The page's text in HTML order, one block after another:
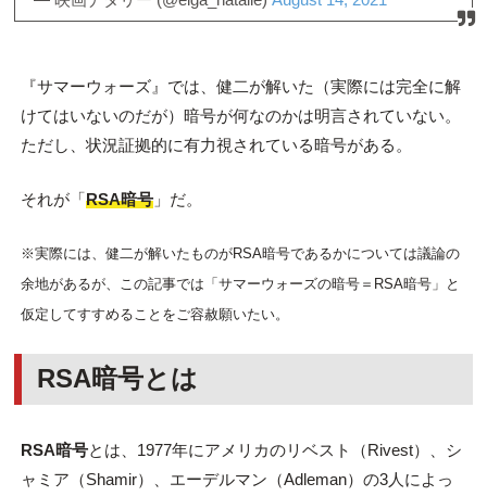
『サマーウォーズ』では、健二が解いた（実際には完全に解
けてはいないのだが）暗号が何なのかは明言されていない。
ただし、状況証拠的に有力視されている暗号がある。
それが「RSA暗号」だ。
※実際には、健二が解いたものがRSA暗号であるかについては議論の
余地があるが、この記事では「サマーウォーズの暗号＝RSA暗号」と
仮定してすすめることをご容赦願いたい。
RSA暗号とは
RSA暗号とは、1977年にアメリカのリベスト（Rivest）、シ
ャミア（Shamir）、エーデルマン（Adleman）の3人によっ